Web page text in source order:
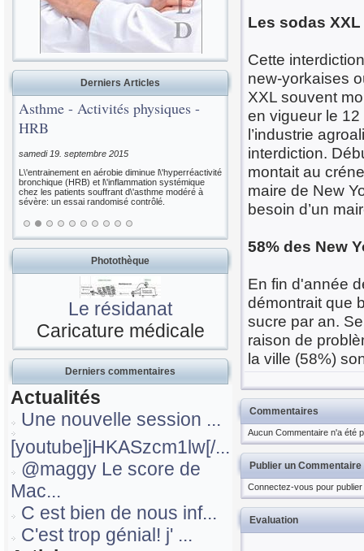
Derniers Articles
Asthme - Activités physiques -
HRB
samedi 19. septembre 2015
L\'entrainement en aérobie diminue l\'hyperréactivité
bronchique (HRB) et l\'inflammation systémique
chez les patients souffrant d\'asthme modéré à
sévère: un essai randomisé contrôlé.
Photothèque
Le résidanat
Caricature médicale
Derniers commentaires
Actualités
Une nouvelle session ...
[youtube]jHKASzcm1lw[/...
@maggy Le score de
Mac...
C est bien de nous inf...
C'est trop génial! j' ...
Les sodas
Cette
new-yorkaises
XXL souvent
en vigueur le
l’industrie
interdiction.
montait au
maire de New
besoin d’un
58% des New
En fin d'année
démontrait que
sucre par an.
raison de
la ville (58%)
Commentaires
Aucun Commentaire n'a été
Publier un Commentaire
Connectez-vous pour
Evaluation